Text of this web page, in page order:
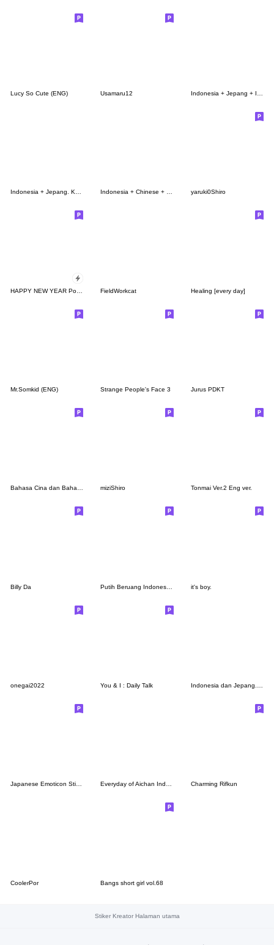
Lucy So Cute (ENG) Usamaru12
Indonesia + Jepang. Kata-kata yang baik Indonesia + Chinese + English yaruki0Shiro
FieldWorkcat Healing [every day]
Mr.Somkid (ENG) Strange People's Face 3 Jurus PDKT
Bahasa Cina dan Bahasa Indonesia miziShiro Tonmai Ver.2 Eng ver.
Billy Da it's boy.
onegai2022 You & I : Daily Talk
Japanese Emoticon Sticker Everyday of Aichan Indonesian & JP 2020 Charming Rifkun
CoolerPor Bangs short girl vol.68
Stiker Kreator Halaman utama